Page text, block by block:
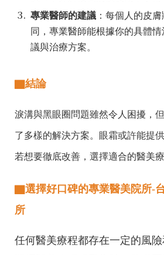
專業醫師的建議：每個人的皮
同，專業醫師能根據你的具體
議與治療方案。
▇結論
淚溝與黑眼圈問題雖然令人困擾，
了多樣的解決方案。眼霜或許能提
若想要徹底改善，選擇適合的醫美療
▇選擇好口碑的專業醫美院所-
所
任何醫美療程都存在一定的風